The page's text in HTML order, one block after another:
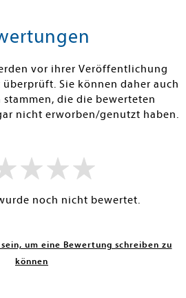
Warenkorb
vor ihrer Veröffentlichung
Sie können daher auch
die die bewerteten
nicht erworben/genutzt haben.
noch nicht bewertet.
um eine Bewertung schreiben zu
können